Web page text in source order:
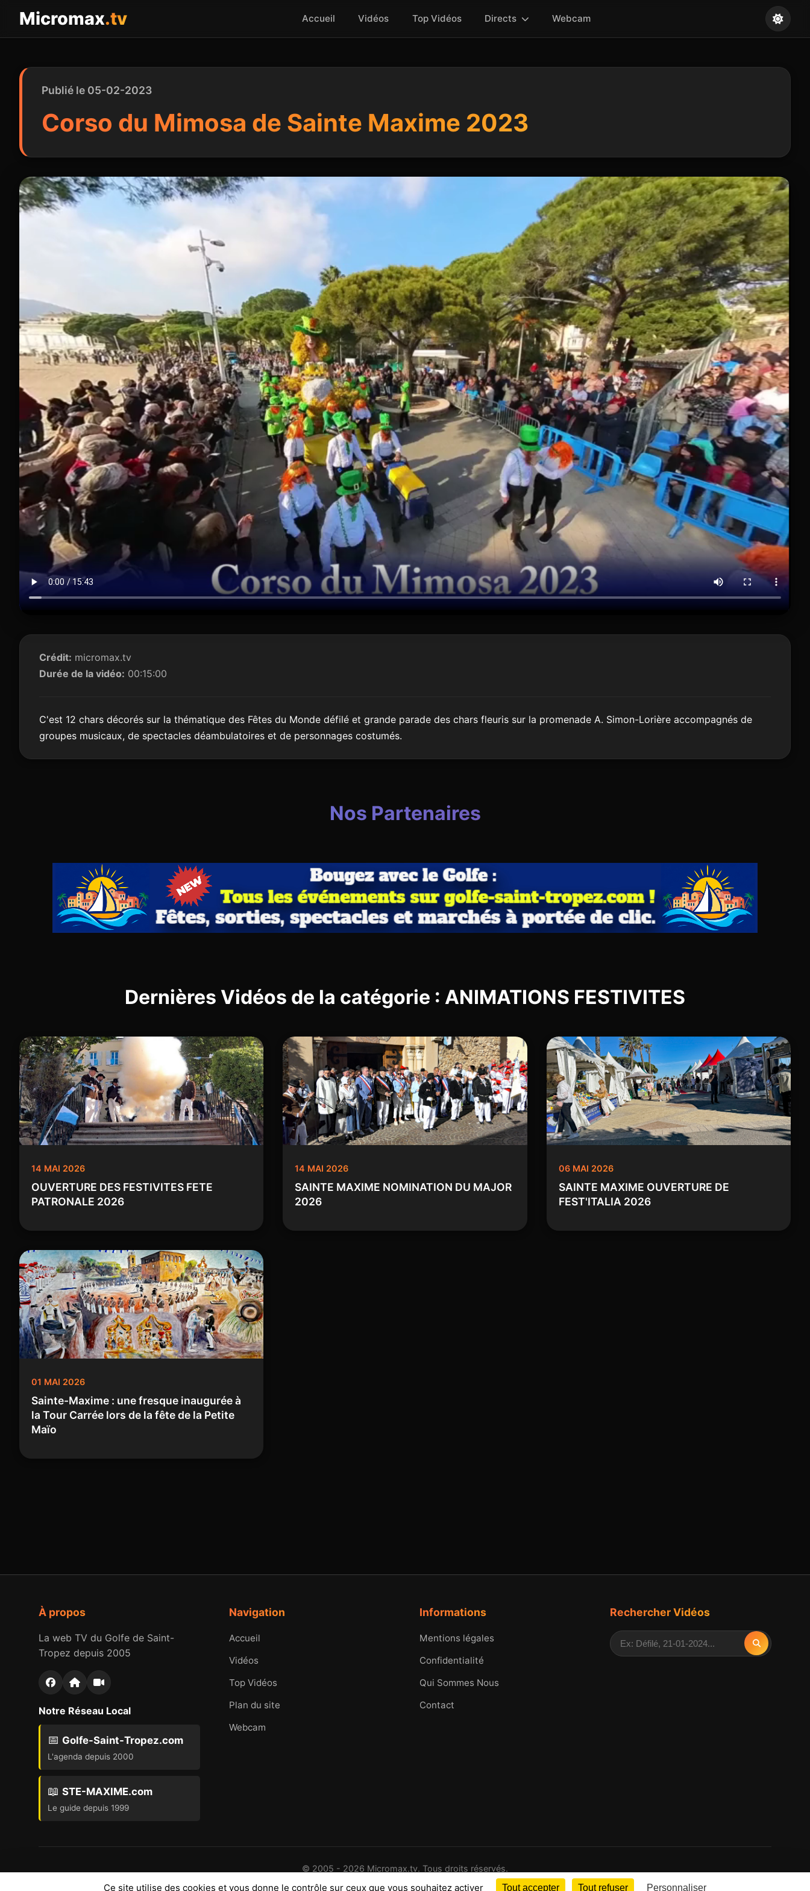
Micromax.tv Accueil Vidéos Top Vidéos Directs Webcam
Publié le 05-02-2023
Corso du Mimosa de Sainte Maxime 2023
Crédit: micromax.tv
Durée de la vidéo: 00:15:00
C'est 12 chars décorés sur la thématique des Fêtes du Monde défilé et grande parade des chars fleuris sur la promenade A. Simon-Lorière accompagnés de
groupes musicaux, de spectacles déambulatoires et de personnages costumés.
Nos Partenaires
Dernières Vidéos de la catégorie : ANIMATIONS FESTIVITES
14 MAI 2026
OUVERTURE DES FESTIVITES FETE
PATRONALE 2026
14 MAI 2026
SAINTE MAXIME NOMINATION DU MAJOR
2026
06 MAI 2026
SAINTE MAXIME OUVERTURE DE
FEST'ITALIA 2026
01 MAI 2026
Sainte-Maxime : une fresque inaugurée à
la Tour Carrée lors de la fête de la Petite
Maïo
À propos
La web TV du Golfe de Saint-
Tropez depuis 2005
Notre Réseau Local
📅 Golfe-Saint-Tropez.com
L'agenda depuis 2000
📖 STE-MAXIME.com
Le guide depuis 1999
Navigation
Accueil
Vidéos
Top Vidéos
Plan du site
Webcam
Informations
Mentions légales
Confidentialité
Qui Sommes Nous
Contact
Rechercher Vidéos
© 2005 - 2026 Micromax.tv. Tous droits réservés.
25 ans d'images et d'histoires du Golfe de Saint-Tropez
Ce site utilise des cookies et vous donne le contrôle sur ceux que vous souhaitez activer Tout accepter Tout refuser Personnaliser